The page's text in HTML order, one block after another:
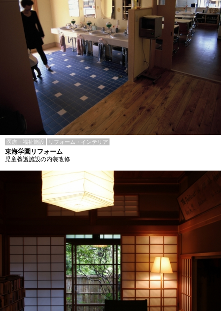
医療・福祉施設 リフォーム・インテリア
東海学園リフォーム
児童養護施設の内装改修